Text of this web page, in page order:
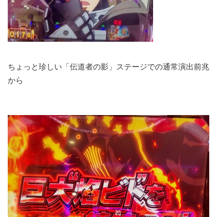
ちょっと珍しい「伝道者の影」ステージでの通常演出前兆
から